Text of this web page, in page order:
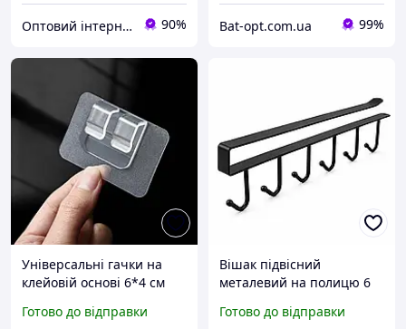
Оптовий інтернет-магазин "Big Opt" 90% Bat-opt.com.ua 99%
Універсальні гачки на
клейовій основі 6*4 см
Готово до відправки
Вішак підвісний
металевий на полицю 6
рушників) 26 см
Готово до відправки